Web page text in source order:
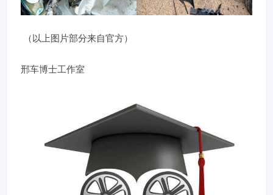
（以上图片部分来自官方）
邢车博士工作室